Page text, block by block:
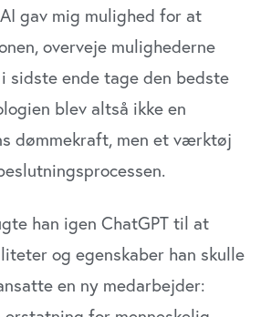
gav mig mulighed for at
overveje mulighederne
sidste ende tage den bedste
blev altså ikke en
dømmekraft, men et værktøj
han igen ChatGPT til at
og egenskaber han skulle
en ny medarbejder: